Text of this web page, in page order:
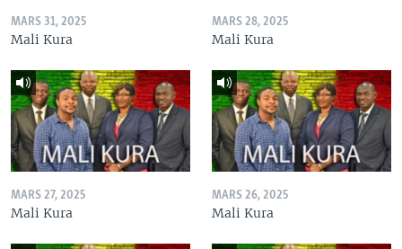
MARS 31, 2025
Mali Kura
MARS 28, 2025
Mali Kura
MARS 27, 2025
Mali Kura
MARS 26, 2025
Mali Kura